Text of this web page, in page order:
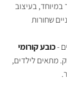
במיוחד, בעיצוב
שחורות
-כובע קורומי
מתאים לילדים,